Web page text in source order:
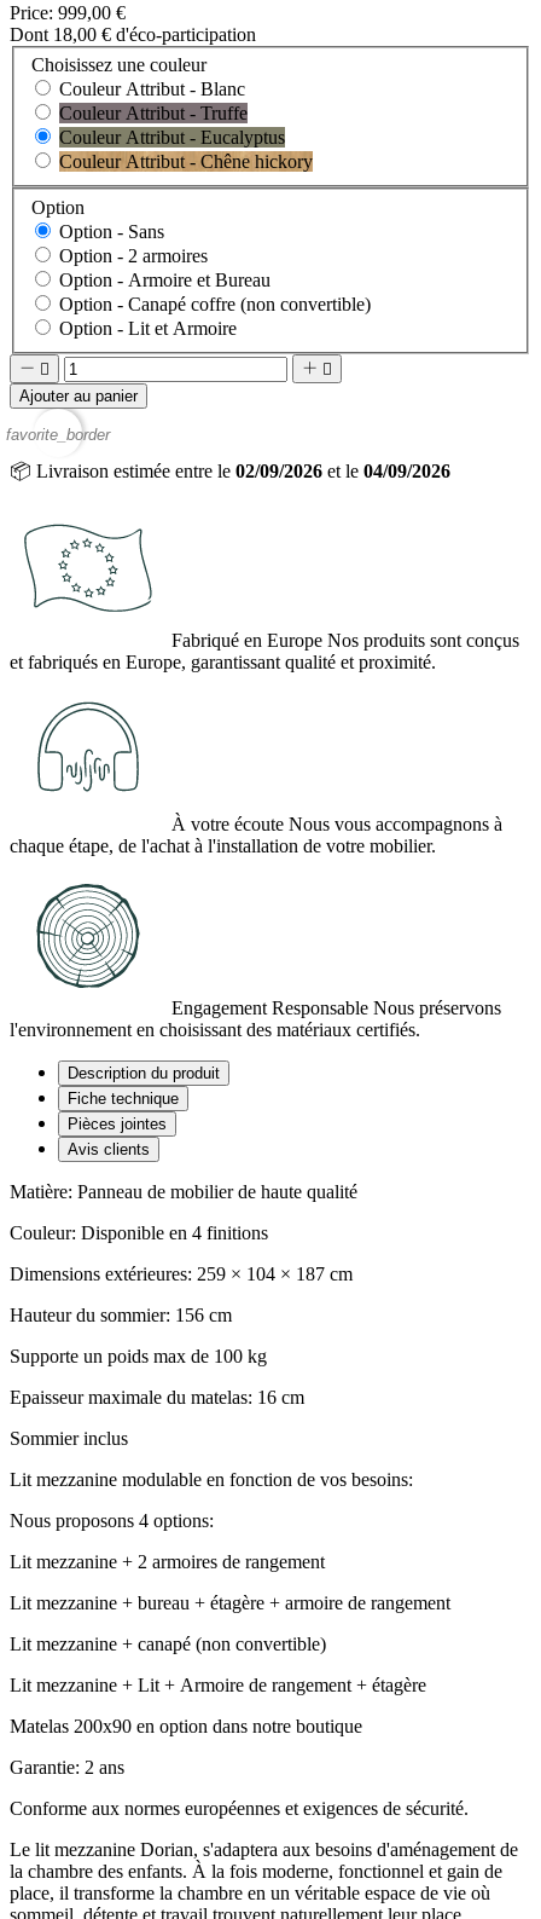
Price: 999,00 €
Dont 18,00 € d'éco-participation
Choisissez une couleur
Couleur Attribut - Blanc
Couleur Attribut - Truffe
Couleur Attribut - Eucalyptus
Couleur Attribut - Chêne hickory
Option
Option - Sans
Option - 2 armoires
Option - Armoire et Bureau
Option - Canapé coffre (non convertible)
Option - Lit et Armoire
   
Ajouter au panier
favorite_border
📦 Livraison estimée entre le 02/09/2026 et le 04/09/2026
Fabriqué en Europe Nos produits sont conçus
et fabriqués en Europe, garantissant qualité et proximité.
À votre écoute Nous vous accompagnons à
chaque étape, de l'achat à l'installation de votre mobilier.
Engagement Responsable Nous préservons
l'environnement en choisissant des matériaux certifiés.
Description du produit
Fiche technique
Pièces jointes
Avis clients
Matière: Panneau de mobilier de haute qualité
Couleur: Disponible en 4 finitions
Dimensions extérieures: 259 × 104 × 187 cm
Hauteur du sommier: 156 cm
Supporte un poids max de 100 kg
Epaisseur maximale du matelas: 16 cm
Sommier inclus
Lit mezzanine modulable en fonction de vos besoins:
Nous proposons 4 options:
Lit mezzanine + 2 armoires de rangement
Lit mezzanine + bureau + étagère + armoire de rangement
Lit mezzanine + canapé (non convertible)
Lit mezzanine + Lit + Armoire de rangement + étagère
Matelas 200x90 en option dans notre boutique
Garantie: 2 ans
Conforme aux normes européennes et exigences de sécurité.
Le lit mezzanine Dorian, s'adaptera aux besoins d'aménagement de
la chambre des enfants. À la fois moderne, fonctionnel et gain de
place, il transforme la chambre en un véritable espace de vie où
sommeil, détente et travail trouvent naturellement leur place.